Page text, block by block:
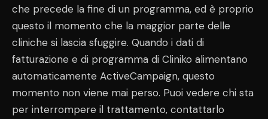
che precede la fine di un programma, ed è proprio
questo il momento che la maggior parte delle
cliniche si lascia sfuggire. Quando i dati di
fatturazione e di programma di Cliniko alimentano
automaticamente ActiveCampaign, questo
momento non viene mai perso. Puoi vedere chi sta
per interrompere il trattamento, contattarlo